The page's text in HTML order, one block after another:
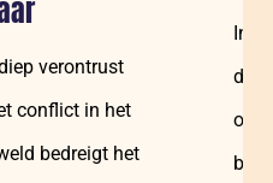
verontrust
conflict in het
bedreigt het
In